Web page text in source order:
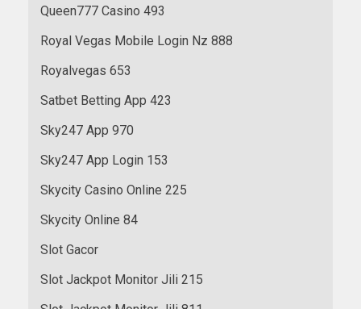
Queen777 Casino 493
Royal Vegas Mobile Login Nz 888
Royalvegas 653
Satbet Betting App 423
Sky247 App 970
Sky247 App Login 153
Skycity Casino Online 225
Skycity Online 84
Slot Gacor
Slot Jackpot Monitor Jili 215